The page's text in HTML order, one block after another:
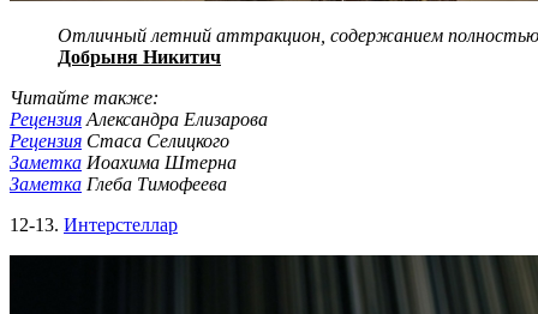
Отличный летний аттракцион, содержанием
Добрыня Никитич
Читайте также:
РецензияАлександра Елизарова
Рецензия Стаса Селицкого
Заметка Иоахима Штерна
Заметка Глеба Тимофеева
12-13. Интерстеллар